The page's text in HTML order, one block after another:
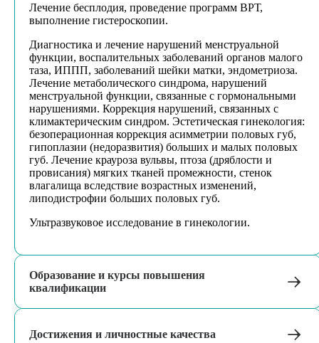
Лечение бесплодия, проведение программ ВРТ,
выполнение гистероскопии.
Диагностика и лечение нарушений менструальной
функции, воспалительных заболеваний органов малого
таза, ИППП, заболеваний шейки матки, эндометриоза.
Лечение метаболического синдрома, нарушений
менструальной функции, связанные с гормональными
нарушениями. Коррекция нарушений, связанных с
климактерическим синдром. Эстетическая гинекология:
безоперационная коррекция асимметрии половых губ,
гипоплазии (недоразвития) больших и малых половых
губ. Лечение крауроза вульвы, птоза (дряблости и
провисания) мягких тканей промежности, стенок
влагалища вследствие возрастных изменений,
липодистрофии больших половых губ.
Ультразвуковое исследование в гинекологии.
Образование и курсы повышения
квалификации
Достижения и личностные качества